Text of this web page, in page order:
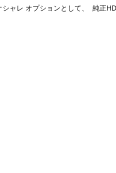
シャレ オプションとして、 純正